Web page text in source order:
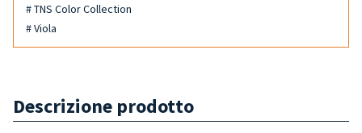
# TNS Color Collection
# Viola
Descrizione prodotto